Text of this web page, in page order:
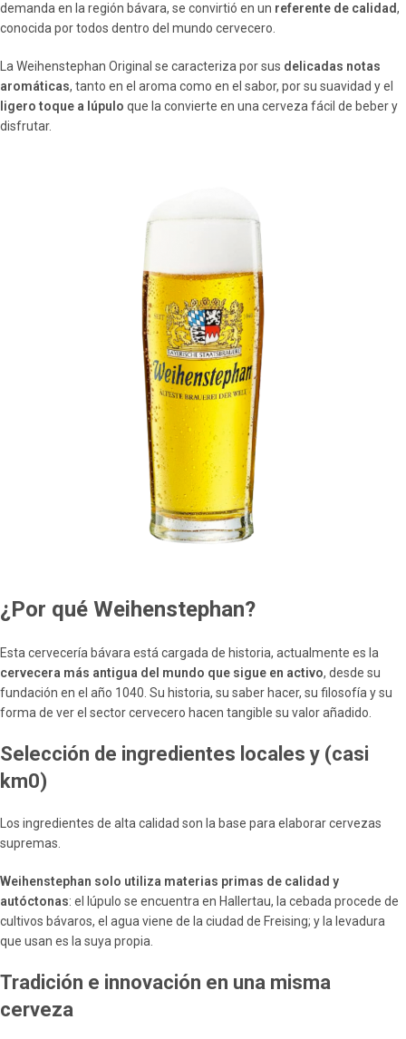
demanda en la región bávara, se convirtió en un referente de calidad,
conocida por todos dentro del mundo cervecero.
La Weihenstephan Original se caracteriza por sus delicadas notas
aromáticas, tanto en el aroma como en el sabor, por su suavidad y el
ligero toque a lúpulo que la convierte en una cerveza fácil de beber y
disfrutar.
¿Por qué Weihenstephan?
Esta cervecería bávara está cargada de historia, actualmente es la
cervecera más antigua del mundo que sigue en activo, desde su
fundación en el año 1040. Su historia, su saber hacer, su filosofía y su
forma de ver el sector cervecero hacen tangible su valor añadido.
Selección de ingredientes locales y (casi
km0)
Los ingredientes de alta calidad son la base para elaborar cervezas
supremas.
Weihenstephan solo utiliza materias primas de calidad y
autóctonas: el lúpulo se encuentra en Hallertau, la cebada procede de
cultivos bávaros, el agua viene de la ciudad de Freising; y la levadura
que usan es la suya propia.
Tradición e innovación en una misma
cerveza